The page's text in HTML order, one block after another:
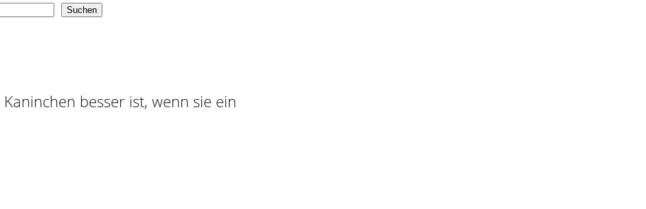
Suchen
besser ist, wenn sie ein